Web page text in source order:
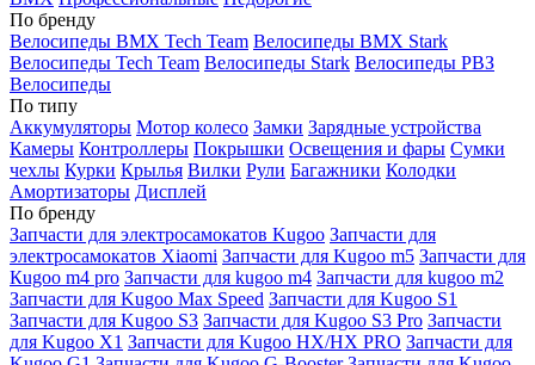
По бренду
Велосипеды BMX Tech Team Велосипеды BMX Stark
Велосипеды Tech Team Велосипеды Stark Велосипеды РВЗ
Велосипеды
По типу
Аккумуляторы Мотор колесо Замки Зарядные устройства
Камеры Контроллеры Покрышки Освещения и фары Сумки
чехлы Курки Крылья Вилки Рули Багажники Колодки
Амортизаторы Дисплей
По бренду
Запчасти для электросамокатов Kugoo Запчасти для
электросамокатов Xiaomi Запчасти для Kugoo m5 Запчасти для
Кugoo m4 pro Запчасти для kugoo m4 Запчасти для kugoo m2
Запчасти для Kugoo Max Speed Запчасти для Kugoo S1
Запчасти для Kugoo S3 Запчасти для Kugoo S3 Pro Запчасти
для Kugoo X1 Запчасти для Kugoo HX/HX PRO Запчасти для